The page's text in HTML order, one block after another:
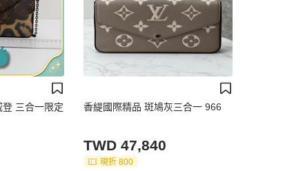
三合一限定
香緹國際精品 斑鳩灰三合一 966
TWD 47,840
現折 800